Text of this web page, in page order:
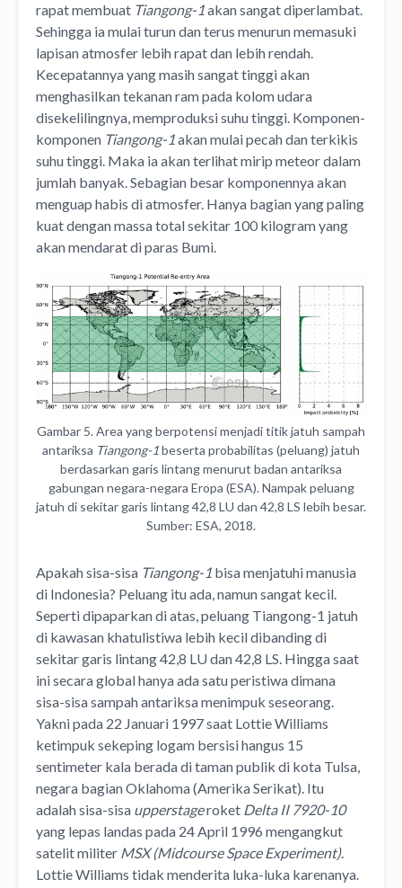
rapat membuat Tiangong-1akan sangat diperlambat.
Sehingga ia mulai turun dan terus menurun memasuki
lapisan atmosfer lebih rapat dan lebih rendah.
Kecepatannya yang masih sangat tinggi akan
menghasilkan tekanan ram pada kolom udara
disekelilingnya, memproduksi suhu tinggi. Komponen-
komponen Tiangong-1akan mulai pecah dan terkikis
suhu tinggi. Maka ia akan terlihat mirip meteor dalam
jumlah banyak. Sebagian besar komponennya akan
menguap habis di atmosfer. Hanya bagian yang paling
kuat dengan massa total sekitar 100 kilogram yang
akan mendarat di paras Bumi.
Gambar 5. Area yang berpotensi menjadi titik jatuh sampah
antariksa Tiangong-1beserta probabilitas (peluang) jatuh
berdasarkan garis lintang menurut badan antariksa
gabungan negara-negara Eropa (ESA). Nampak peluang
jatuh di sekitar garis lintang 42,8 LU dan 42,8 LS lebih besar.
Sumber: ESA, 2018.
Apakah sisa-sisa Tiangong-1 bisa menjatuhi manusia
di Indonesia? Peluang itu ada, namun sangat kecil.
Seperti dipaparkan di atas, peluang Tiangong-1 jatuh
di kawasan khatulistiwa lebih kecil dibanding di
sekitar garis lintang 42,8 LU dan 42,8 LS. Hingga saat
ini secara global hanya ada satu peristiwa dimana
sisa-sisa sampah antariksa menimpuk seseorang.
Yakni pada 22 Januari 1997 saat Lottie Williams
ketimpuk sekeping logam bersisi hangus 15
sentimeter kala berada di taman publik di kota Tulsa,
negara bagian Oklahoma (Amerika Serikat). Itu
adalah sisa-sisa upperstageroket Delta II 7920-10
yang lepas landas pada 24 April 1996 mengangkut
satelit militer MSX (Midcourse Space Experiment).
Lottie Williams tidak menderita luka-luka karenanya.